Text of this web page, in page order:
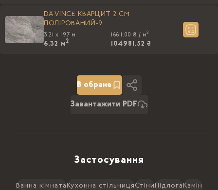
DA VINCE КВАРЦИТ 2 CM
ПОЛIРОВАНИЙ-9
3.21 x 1.97 м
6.32 м2
16611.00 ₴ / м2
104981.52 ₴
В обране
Завантажити PDF
Застосування
Ванна кімната Кухонна стільниця Стіни ПідлогаКамін